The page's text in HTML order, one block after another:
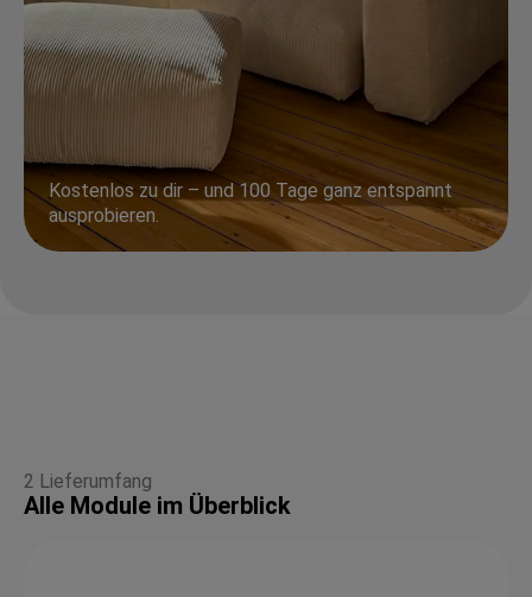
Kostenlos zu dir – und 100 Tage ganz entspannt
ausprobieren.
2 Lieferumfang
Alle Module im Überblick